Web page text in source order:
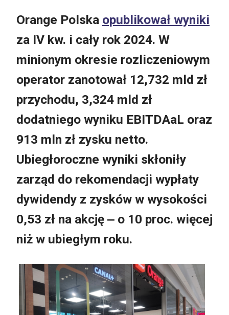
Orange Polska opublikował wyniki
za IV kw. i cały rok 2024. W
minionym okresie rozliczeniowym
operator zanotował 12,732 mld zł
przychodu, 3,324 mld zł
dodatniego wyniku EBITDAaL oraz
913 mln zł zysku netto.
Ubiegłoroczne wyniki skłoniły
zarząd do rekomendacji wypłaty
dywidendy z zysków w wysokości
0,53 zł na akcję ‒ o 10 proc. więcej
niż w ubiegłym roku.